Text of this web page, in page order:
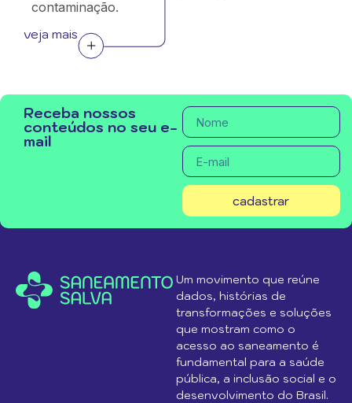
contaminação.
veja mais
Receba nossos
conteúdos no seu e-
mail
cadastrar
Um movimento que reúne
dados, histórias de
transformações e soluções
que mostram como o
acesso ao saneamento é
fundamental para a saúde
pública, a inclusão social e o
desenvolvimento do Brasil.